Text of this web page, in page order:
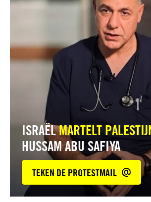
ISRAËLMARTELT
HUSSAM ABU SAFIYA
TEKEN DE PROTESTMAIL